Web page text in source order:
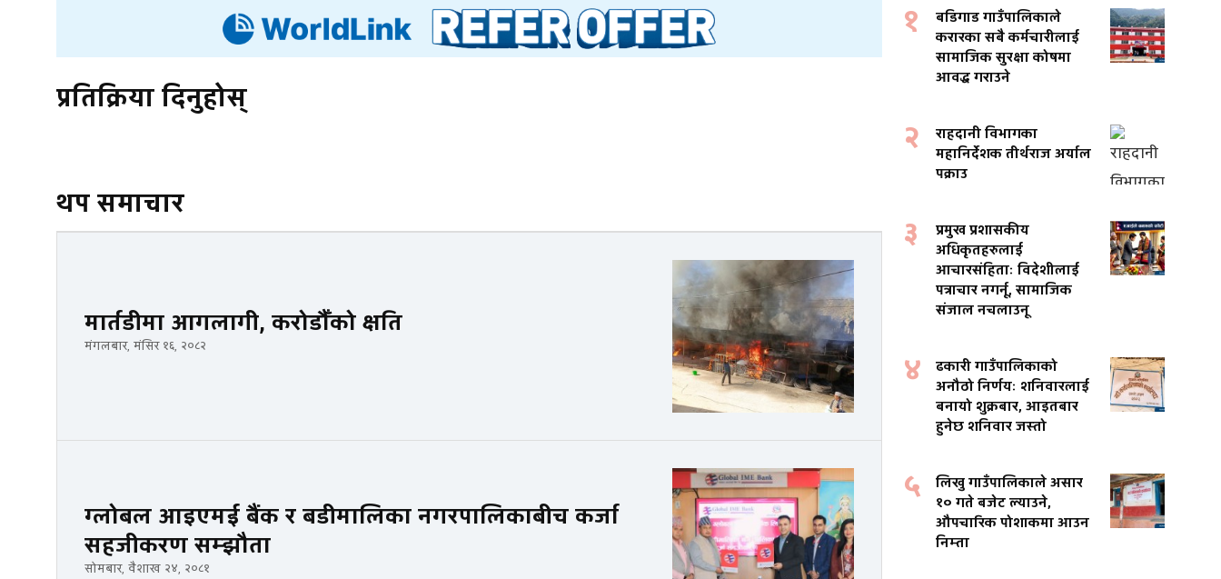
प्रतिक्रिया दिनुहोस्
थप समाचार
मार्तडीमा आगलागी, करोडौँको क्षति
मंगलबार, मंसिर १६, २०८२
ग्लोबल आइएमई बैंक र बडीमालिका नगरपालिकाबीच कर्जा
सहजीकरण सम्झौता
सोमबार, वैशाख २४, २०८१
१
बडिगाड गाउँपालिकाले
करारका सबै कर्मचारीलाई
सामाजिक सुरक्षा कोषमा
आवद्ध गराउने
२
राहदानी विभागका
महानिर्देशक तीर्थराज अर्याल
पक्राउ
३
प्रमुख प्रशासकीय
अधिकृतहरुलाई
आचारसंहिताः विदेशीलाई
पत्राचार नगर्नू, सामाजिक
संजाल नचलाउनू
४
ढकारी गाउँपालिकाको
अनौठो निर्णयः शनिवारलाई
बनायो शुक्रबार, आइतबार
हुनेछ शनिवार जस्तो
५
लिखु गाउँपालिकाले असार
१० गते बजेट ल्याउने,
औपचारिक पोशाकमा आउन
निम्ता